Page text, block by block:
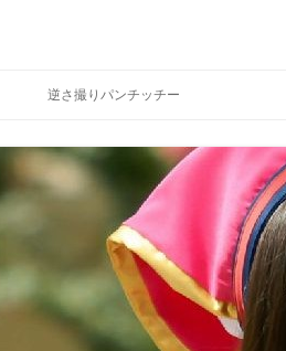
逆さ撮りパンチッチー